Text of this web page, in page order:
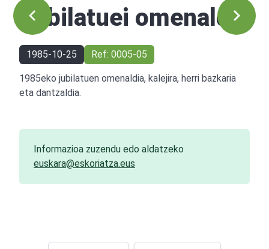
Jubilatuei omenaldia
1985-10-25 Ref: 0005-05
1985eko jubilatuen omenaldia, kalejira, herri bazkaria
eta dantzaldia.
Informazioa zuzendu edo aldatzeko
euskara@eskoriatza.eus